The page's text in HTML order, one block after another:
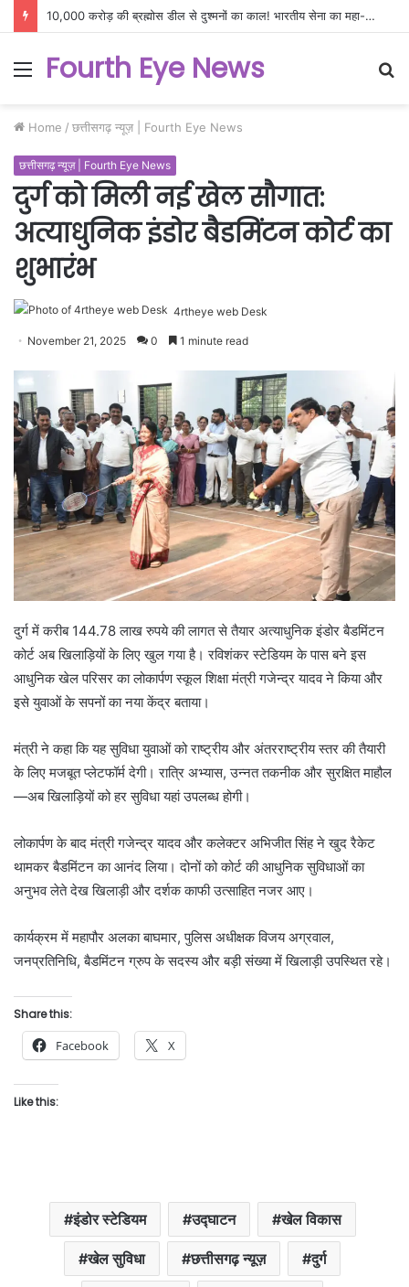
10,000 करोड़ की ब्रह्मोस डील से दुश्मनों का काल! भारतीय सेना का महा-ऑपरेशन, अब सीमा पार तबाही पक्की
Menu
Fourth Eye News
Home / छत्तीसगढ़ न्यूज़ | Fourth Eye News
छत्तीसगढ़ न्यूज़ | Fourth Eye News
दुर्ग को मिली नई खेल सौगात:
अत्याधुनिक इंडोर बैडमिंटन कोर्ट का
शुभारंभ
4rtheye web Desk
November 21, 2025 0 1 minute read
दुर्ग में करीब 144.78 लाख रुपये की लागत से तैयार अत्याधुनिक इंडोर बैडमिंटन
कोर्ट अब खिलाड़ियों के लिए खुल गया है। रविशंकर स्टेडियम के पास बने इस
आधुनिक खेल परिसर का लोकार्पण स्कूल शिक्षा मंत्री गजेन्द्र यादव ने किया और
इसे युवाओं के सपनों का नया केंद्र बताया।
मंत्री ने कहा कि यह सुविधा युवाओं को राष्ट्रीय और अंतरराष्ट्रीय स्तर की तैयारी
के लिए मजबूत प्लेटफॉर्म देगी। रात्रि अभ्यास, उन्नत तकनीक और सुरक्षित माहौल
—अब खिलाड़ियों को हर सुविधा यहां उपलब्ध होगी।
लोकार्पण के बाद मंत्री गजेन्द्र यादव और कलेक्टर अभिजीत सिंह ने खुद रैकेट
थामकर बैडमिंटन का आनंद लिया। दोनों को कोर्ट की आधुनिक सुविधाओं का
अनुभव लेते देख खिलाड़ी और दर्शक काफी उत्साहित नजर आए।
कार्यक्रम में महापौर अलका बाघमार, पुलिस अधीक्षक विजय अग्रवाल,
जनप्रतिनिधि, बैडमिंटन ग्रुप के सदस्य और बड़ी संख्या में खिलाड़ी उपस्थित रहे।
Share this:
Facebook X
Like this:
इंडोर स्टेडियम उद्घाटन खेल विकास
खेल सुविधा छत्तीसगढ़ न्यूज़ दुर्ग